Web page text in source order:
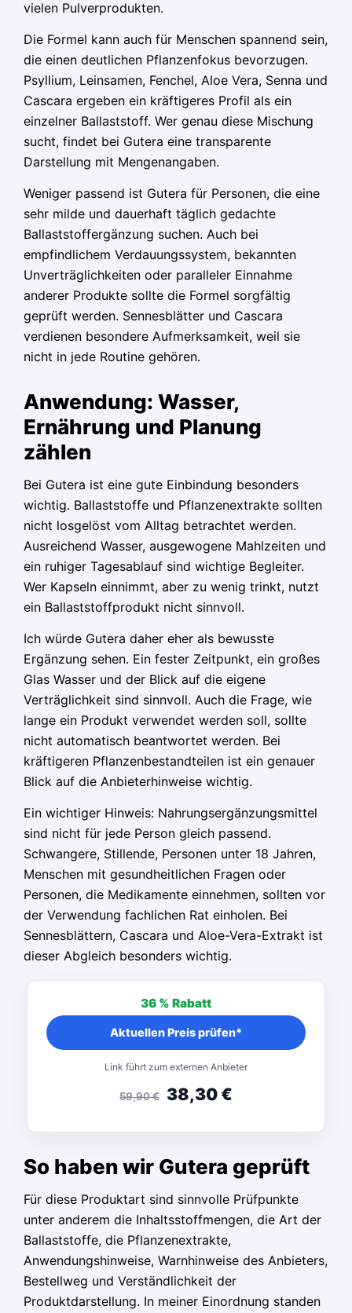
vielen Pulverprodukten.
Die Formel kann auch für Menschen spannend sein,
die einen deutlichen Pflanzenfokus bevorzugen.
Psyllium, Leinsamen, Fenchel, Aloe Vera, Senna und
Cascara ergeben ein kräftigeres Profil als ein
einzelner Ballaststoff. Wer genau diese Mischung
sucht, findet bei Gutera eine transparente
Darstellung mit Mengenangaben.
Weniger passend ist Gutera für Personen, die eine
sehr milde und dauerhaft täglich gedachte
Ballaststoffergänzung suchen. Auch bei
empfindlichem Verdauungssystem, bekannten
Unverträglichkeiten oder paralleler Einnahme
anderer Produkte sollte die Formel sorgfältig
geprüft werden. Sennesblätter und Cascara
verdienen besondere Aufmerksamkeit, weil sie
nicht in jede Routine gehören.
Anwendung: Wasser,
Ernährung und Planung
zählen
Bei Gutera ist eine gute Einbindung besonders
wichtig. Ballaststoffe und Pflanzenextrakte sollten
nicht losgelöst vom Alltag betrachtet werden.
Ausreichend Wasser, ausgewogene Mahlzeiten und
ein ruhiger Tagesablauf sind wichtige Begleiter.
Wer Kapseln einnimmt, aber zu wenig trinkt, nutzt
ein Ballaststoffprodukt nicht sinnvoll.
Ich würde Gutera daher eher als bewusste
Ergänzung sehen. Ein fester Zeitpunkt, ein großes
Glas Wasser und der Blick auf die eigene
Verträglichkeit sind sinnvoll. Auch die Frage, wie
lange ein Produkt verwendet werden soll, sollte
nicht automatisch beantwortet werden. Bei
kräftigeren Pflanzenbestandteilen ist ein genauer
Blick auf die Anbieterhinweise wichtig.
Ein wichtiger Hinweis: Nahrungsergänzungsmittel
sind nicht für jede Person gleich passend.
Schwangere, Stillende, Personen unter 18 Jahren,
Menschen mit gesundheitlichen Fragen oder
Personen, die Medikamente einnehmen, sollten vor
der Verwendung fachlichen Rat einholen. Bei
Sennesblättern, Cascara und Aloe-Vera-Extrakt ist
dieser Abgleich besonders wichtig.
36 % Rabatt
59,90€ 38,30€
Aktuellen Preis prüfen*
Link führt zum externen Anbieter
So haben wir Gutera geprüft
Für diese Produktart sind sinnvolle Prüfpunkte
unter anderem die Inhaltsstoffmengen, die Art der
Ballaststoffe, die Pflanzenextrakte,
Anwendungshinweise, Warnhinweise des Anbieters,
Bestellweg und Verständlichkeit der
Produktdarstellung. In meiner Einordnung standen